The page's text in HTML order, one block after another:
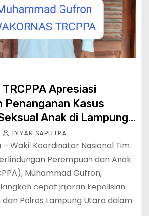
TRCPPA Apresiasi
Penanganan Kasus
Anak di Lampung
DIYAN SAPUTRA
Wakil Koordinator Nasional Tim
Perempuan dan Anak
Muhammad Gufron,
cepat jajaran kepolisian
dan Polres Lampung Utara dalam